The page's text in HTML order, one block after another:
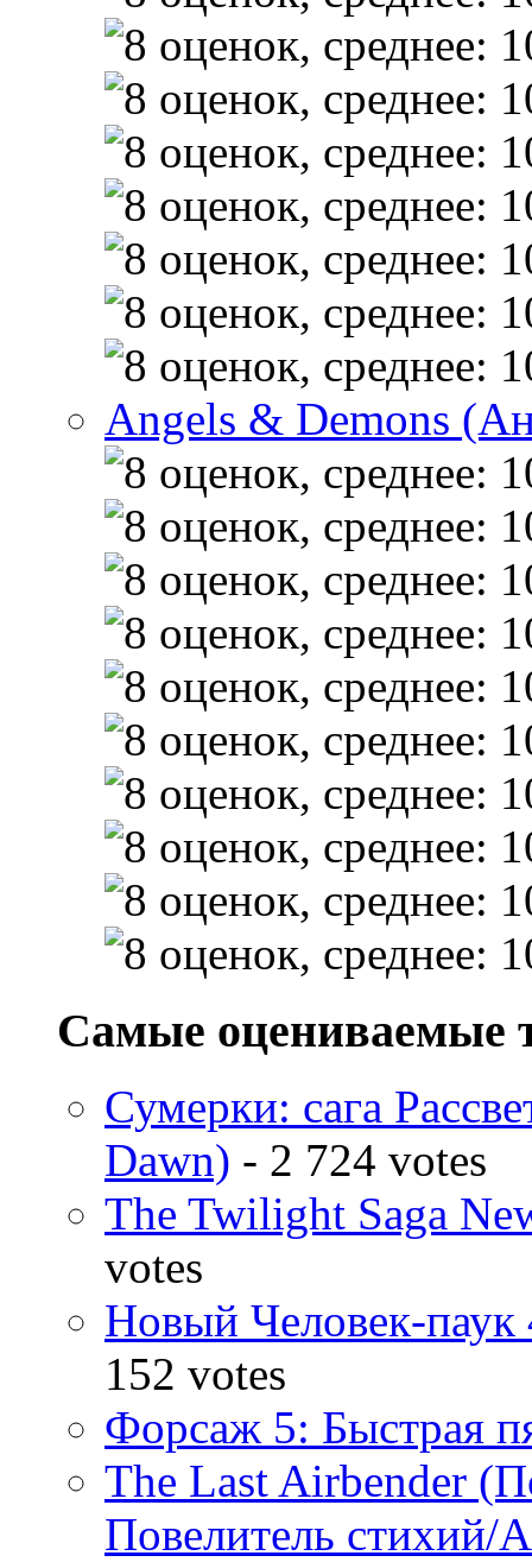
Angels & Demons
Самые оцениваемые
Сумерки: cага
Dawn) - 2 724 votes
The Twilight Saga
votes
Новый Человек-
152 votes
Форсаж 5: Быстрая
The Last Airbender
Повелитель стихий/